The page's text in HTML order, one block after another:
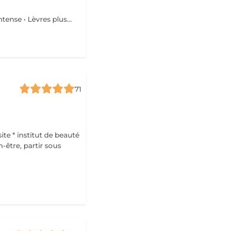
💋 Les bienfaits du HydraGloss : • Hydratation intense • Lèvres plus douces et plus lisses • Réduction des petites ridules • Amélioration de la texture et de l'élasticité • Effet repulpé naturel, sans injections • Des lèvres éclatantes, confortables et parfaitement nourries Ce soin est idéal pour les lèvres sèches, déshydratées ou fragilisées, et peut être réalisé tout au long de l'année.
71
* institut de beauté